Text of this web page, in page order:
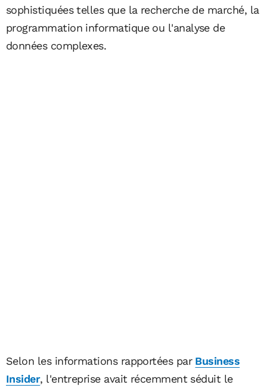
sophistiquées telles que la recherche de marché, la
programmation informatique ou l'analyse de
données complexes.
Selon les informations rapportées par Business
Insider, l'entreprise avait récemment séduit le